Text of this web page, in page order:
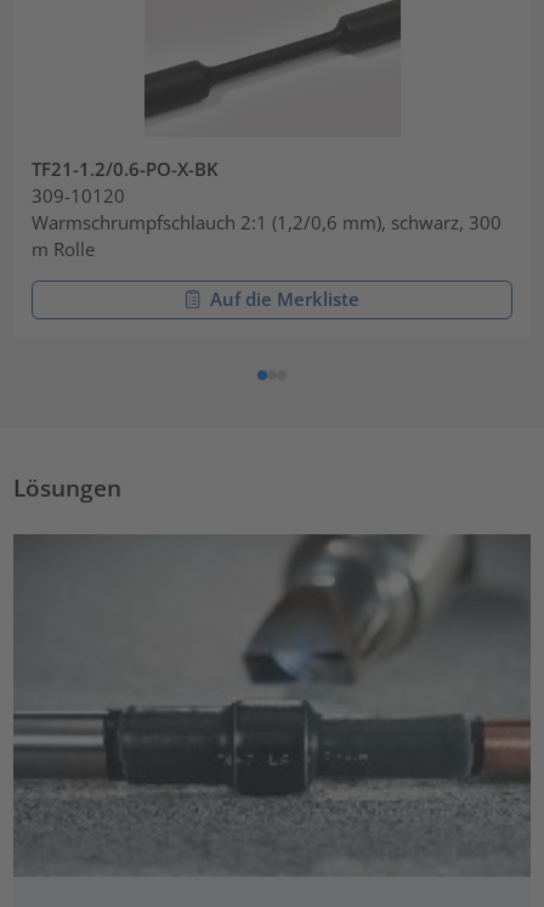
TF21-1.2/0.6-PO-X-BK
309-10120
Warmschrumpfschlauch 2:1 (1,2/0,6 mm), schwarz, 300
m Rolle
Auf die Merkliste
Lösungen